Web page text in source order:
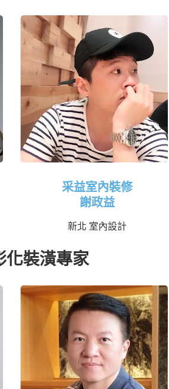
采益室內裝修
謝政益
新北 室內設計
化裝潢專家